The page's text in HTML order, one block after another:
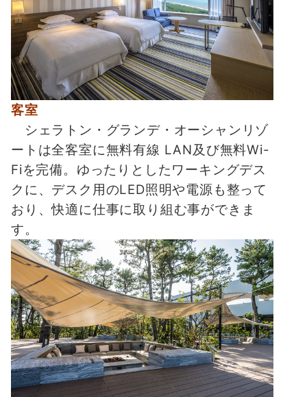
客室
シェラトン・グランデ・オーシャンリゾ
ートは全客室に無料有線 LAN及び無料Wi-
Fiを完備。ゆったりとしたワーキングデス
クに、デスク用のLED照明や電源も整って
おり、快適に仕事に取り組む事ができま
す。